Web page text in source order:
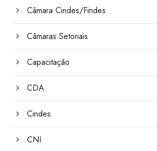
Câmara Cindes/Findes
Câmaras Setoriais
Capacitação
CDA
Cindes
CNI